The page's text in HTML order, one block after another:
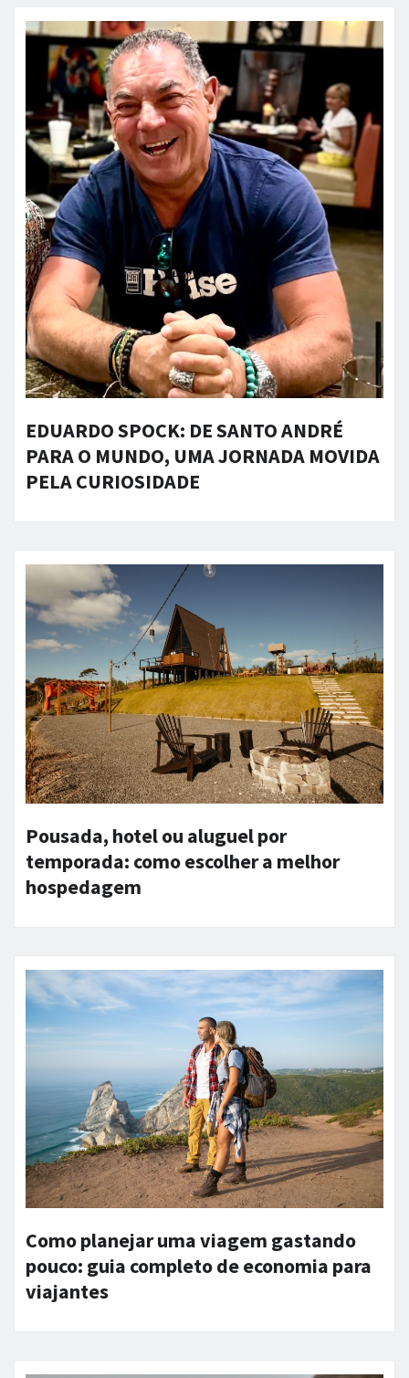
EDUARDO SPOCK: DE SANTO ANDRÉ
PARA O MUNDO, UMA JORNADA MOVIDA
PELA CURIOSIDADE
Pousada, hotel ou aluguel por
temporada: como escolher a melhor
hospedagem
Como planejar uma viagem gastando
pouco: guia completo de economia para
viajantes